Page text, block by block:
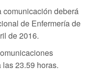
comunicación deberá
de Enfermería de
de 2016.
23.59 horas.